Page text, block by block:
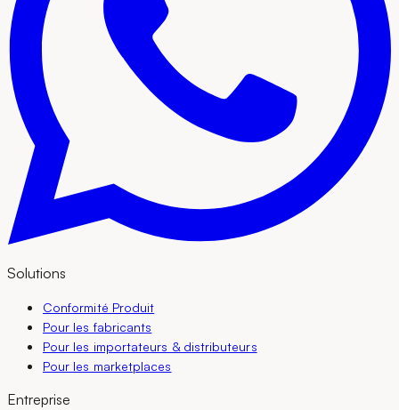
Solutions
Conformité Produit
Pour les fabricants
Pour les importateurs & distributeurs
Pour les marketplaces
Entreprise